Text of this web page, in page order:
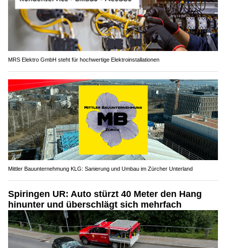
MRS Elektro GmbH steht für hochwertige Elektroinstallationen
Mittler Bauunternehmung KLG: Sanierung und Umbau im Zürcher Unterland
Spiringen UR: Auto stürzt 40 Meter den Hang
hinunter und überschlägt sich mehrfach